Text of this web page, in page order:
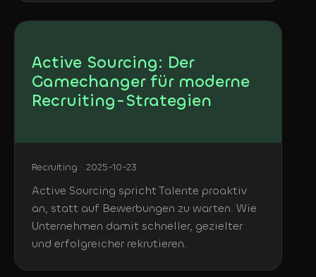
Active Sourcing: Der
Gamechanger für moderne
Recruiting-Strategien
Recruiting · 2025-10-23
Active Sourcing spricht Talente proaktiv
an, statt auf Bewerbungen zu warten. Wie
Unternehmen damit schneller, gezielter
und erfolgreicher rekrutieren.